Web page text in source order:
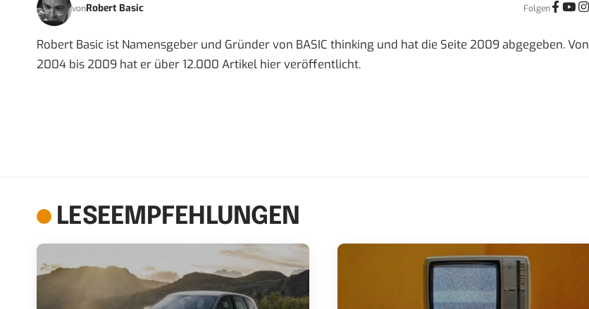
vonRobert Basic Folgen
Robert Basic ist Namensgeber und Gründer von BASIC thinking und hat die Seite 2009 abgegeben. Von
2004 bis 2009 hat er über 12.000 Artikel hier veröffentlicht.
LESEEMPFEHLUNGEN